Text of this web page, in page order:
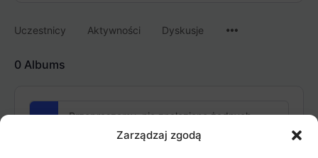
Zarządzaj zgodą
Uczestnicy Aktywności Dyskusje
0 Albums
Przepraszamy, nie znaleziono żadnych